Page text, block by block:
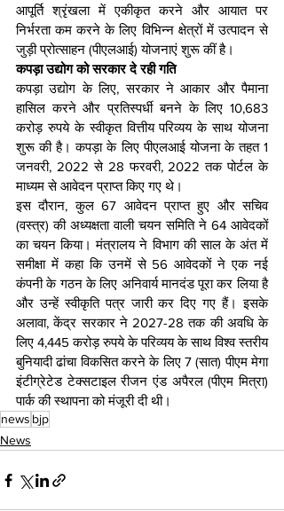
आपूर्ति श्रृंखला में एकीकृत करने और आयात पर
निर्भरता कम करने के लिए विभिन्न क्षेत्रों में उत्पादन से
जुड़ी प्रोत्साहन (पीएलआई) योजनाएं शुरू कीं है।
कपड़ा उद्योग को सरकार दे रही गति
कपड़ा उद्योग के लिए, सरकार ने आकार और पैमाना
हासिल करने और प्रतिस्पर्धी बनने के लिए 10,683
करोड़ रुपये के स्वीकृत वित्तीय परिव्यय के साथ योजना
शुरू की है। कपड़ा के लिए पीएलआई योजना के तहत 1
जनवरी, 2022 से 28 फरवरी, 2022 तक पोर्टल के
माध्यम से आवेदन प्राप्त किए गए थे।
इस दौरान, कुल 67 आवेदन प्राप्त हुए और सचिव
(वस्त्र) की अध्यक्षता वाली चयन समिति ने 64 आवेदकों
का चयन किया। मंत्रालय ने विभाग की साल के अंत में
समीक्षा में कहा कि उनमें से 56 आवेदकों ने एक नई
कंपनी के गठन के लिए अनिवार्य मानदंड पूरा कर लिया है
और उन्हें स्वीकृति पत्र जारी कर दिए गए हैं। इसके
अलावा, केंद्र सरकार ने 2027-28 तक की अवधि के
लिए 4,445 करोड़ रुपये के परिव्यय के साथ विश्व स्तरीय
बुनियादी ढांचा विकसित करने के लिए 7 (सात) पीएम मेगा
इंटीग्रेटेड टेक्सटाइल रीजन एंड अपैरल (पीएम मित्रा)
पार्क की स्थापना को मंजूरी दी थी।
news bjp
News